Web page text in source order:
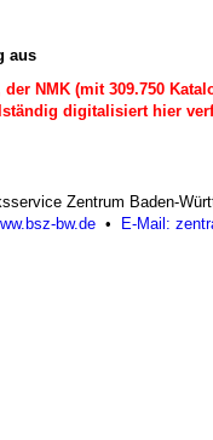
aus
der NMK (mit 309.750
digitalisiert hier
Zentrum Baden-
bw.de• E-Mail: